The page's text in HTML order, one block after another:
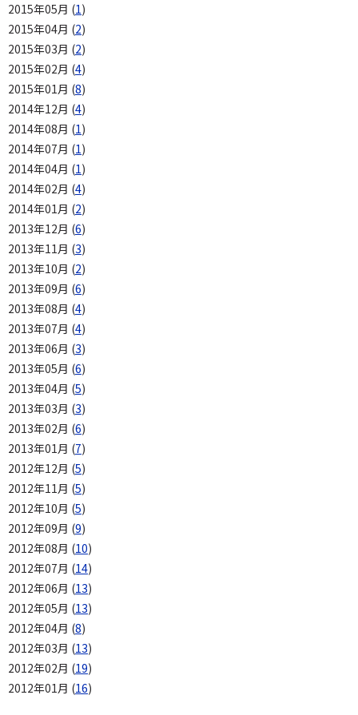
2015年05月 (1)
2015年04月 (2)
2015年03月 (2)
2015年02月 (4)
2015年01月 (8)
2014年12月 (4)
2014年08月 (1)
2014年07月 (1)
2014年04月 (1)
2014年02月 (4)
2014年01月 (2)
2013年12月 (6)
2013年11月 (3)
2013年10月 (2)
2013年09月 (6)
2013年08月 (4)
2013年07月 (4)
2013年06月 (3)
2013年05月 (6)
2013年04月 (5)
2013年03月 (3)
2013年02月 (6)
2013年01月 (7)
2012年12月 (5)
2012年11月 (5)
2012年10月 (5)
2012年09月 (9)
2012年08月 (10)
2012年07月 (14)
2012年06月 (13)
2012年05月 (13)
2012年04月 (8)
2012年03月 (13)
2012年02月 (19)
2012年01月 (16)